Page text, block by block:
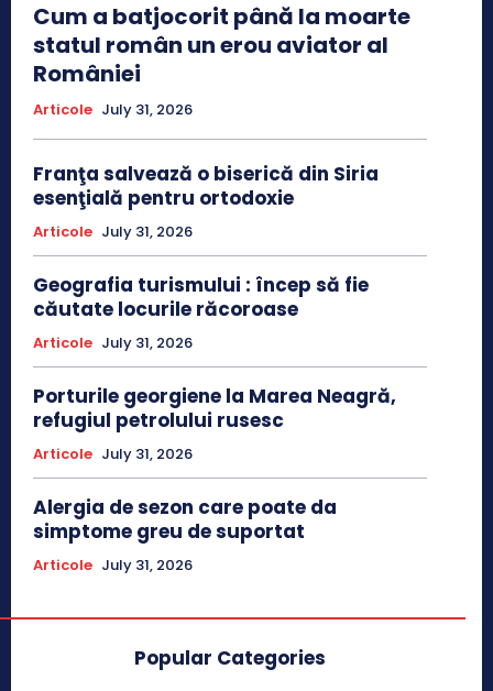
Cum a batjocorit până la moarte
statul român un erou aviator al
României
Articole July 31, 2026
Franţa salvează o biserică din Siria
esenţială pentru ortodoxie
Articole July 31, 2026
Geografia turismului : încep să fie
căutate locurile răcoroase
Articole July 31, 2026
Porturile georgiene la Marea Neagră,
refugiul petrolului rusesc
Articole July 31, 2026
Alergia de sezon care poate da
simptome greu de suportat
Articole July 31, 2026
Popular Categories